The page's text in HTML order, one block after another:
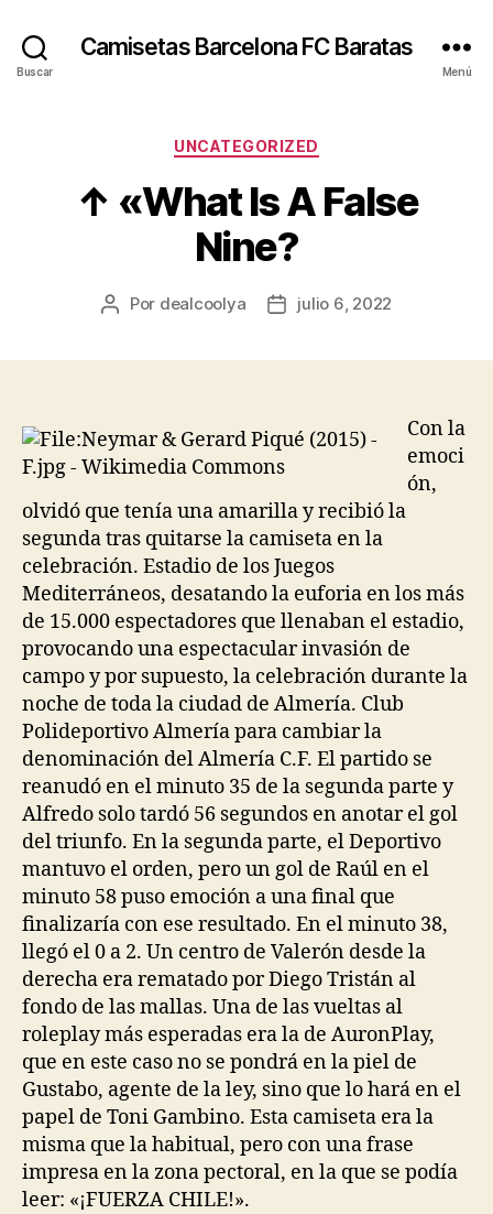
Buscar
Camisetas Barcelona FC Baratas
Menú
Categorías
UNCATEGORIZED
↑ «What Is A False
Nine?
Autor
Por dealcoolya
Fechajulio 6, 2022
Con la
emoci
ón,
olvidó que tenía una amarilla y recibió la
segunda tras quitarse la camiseta en la
celebración. Estadio de los Juegos
Mediterráneos, desatando la euforia en los más
de 15.000 espectadores que llenaban el estadio,
provocando una espectacular invasión de
campo y por supuesto, la celebración durante la
noche de toda la ciudad de Almería. Club
Polideportivo Almería para cambiar la
denominación del Almería C.F. El partido se
reanudó en el minuto 35 de la segunda parte y
Alfredo solo tardó 56 segundos en anotar el gol
del triunfo. En la segunda parte, el Deportivo
mantuvo el orden, pero un gol de Raúl en el
minuto 58 puso emoción a una final que
finalizaría con ese resultado. En el minuto 38,
llegó el 0 a 2. Un centro de Valerón desde la
derecha era rematado por Diego Tristán al
fondo de las mallas. Una de las vueltas al
roleplay más esperadas era la de AuronPlay,
que en este caso no se pondrá en la piel de
Gustabo, agente de la ley, sino que lo hará en el
papel de Toni Gambino. Esta camiseta era la
misma que la habitual, pero con una frase
impresa en la zona pectoral, en la que se podía
leer: «¡FUERZA CHILE!».